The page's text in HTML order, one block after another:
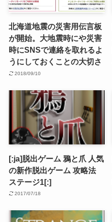
北海道地震の災害用伝言板
が開始。大地震時にや災害
時にSNSで連絡を取れるよ
うにしておくことの大切さ
2018/09/10
[:ja]脱出ゲーム 鴉と爪 人気
の新作脱出ゲーム 攻略法
ステージ1[:]
2017/07/18